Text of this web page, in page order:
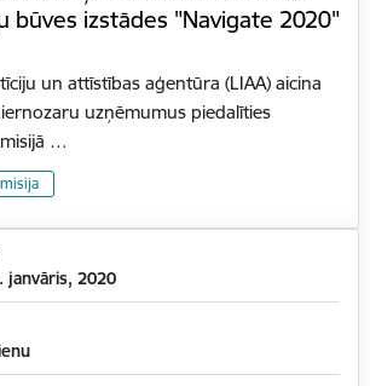
būves izstādes "Navigate 2020"
un attīstības aģentūra (LIAA) aicina
uzņēmumus piedalīties
…
janvāris, 2020